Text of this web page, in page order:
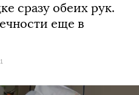
сразу обеих рук.
еще в